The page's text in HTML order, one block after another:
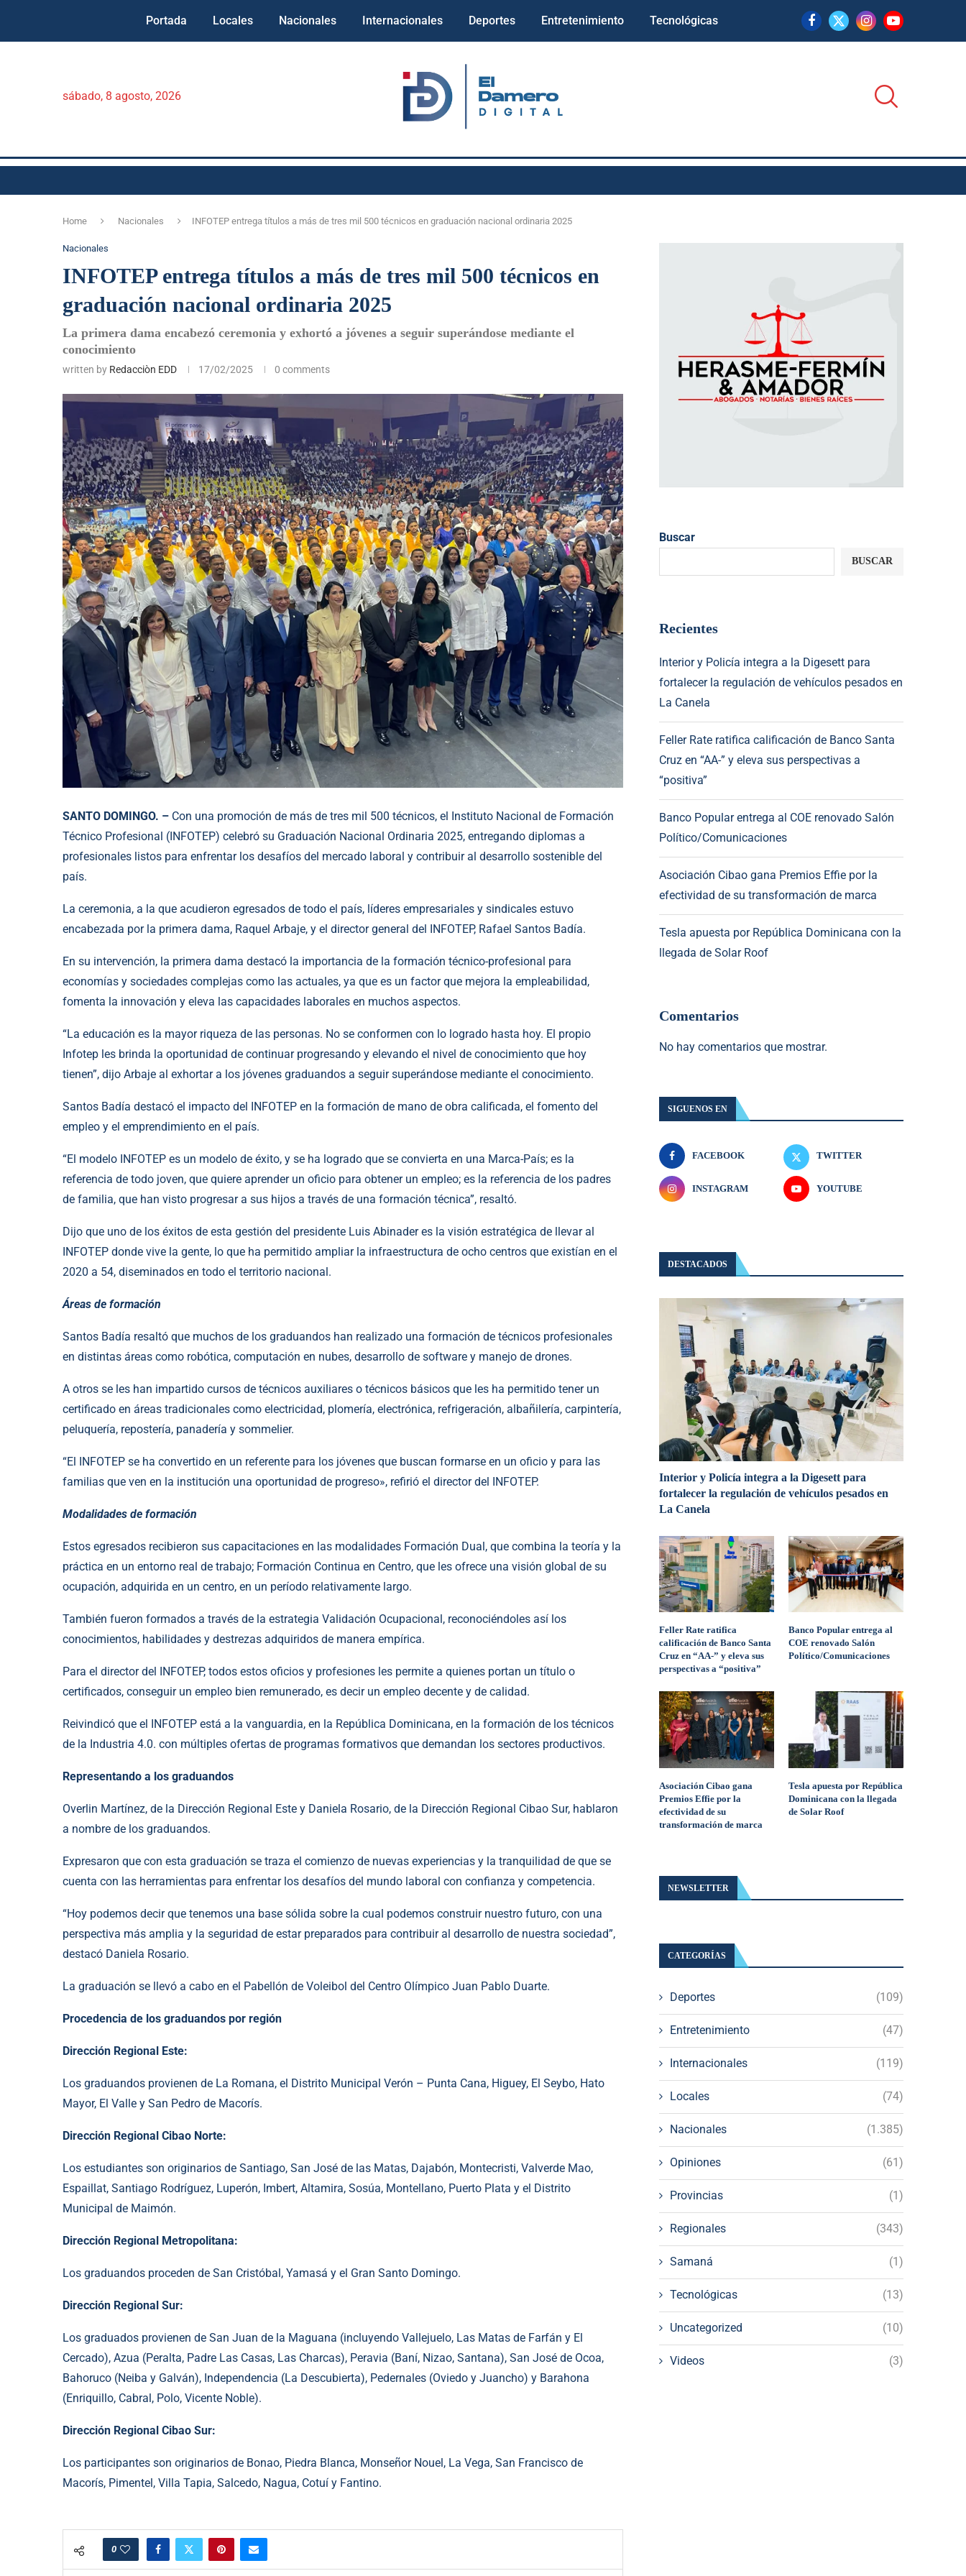
Portada Locales Nacionales Internacionales Deportes Entretenimiento Tecnológicas
sábado, 8 agosto, 2026
Home Nacionales INFOTEP entrega títulos a más de tres mil 500 técnicos en graduación nacional ordinaria 2025
Nacionales
INFOTEP entrega títulos a más de tres mil 500 técnicos en
graduación nacional ordinaria 2025
La primera dama encabezó ceremonia y exhortó a jóvenes a seguir superándose mediante el
conocimiento
written by Redacciòn EDD 17/02/2025 0 comments
SANTO DOMINGO. – Con una promoción de más de tres mil 500 técnicos, el Instituto Nacional de Formación
Técnico Profesional (INFOTEP) celebró su Graduación Nacional Ordinaria 2025, entregando diplomas a
profesionales listos para enfrentar los desafíos del mercado laboral y contribuir al desarrollo sostenible del
país.
La ceremonia, a la que acudieron egresados de todo el país, líderes empresariales y sindicales estuvo
encabezada por la primera dama, Raquel Arbaje, y el director general del INFOTEP, Rafael Santos Badía.
En su intervención, la primera dama destacó la importancia de la formación técnico-profesional para
economías y sociedades complejas como las actuales, ya que es un factor que mejora la empleabilidad,
fomenta la innovación y eleva las capacidades laborales en muchos aspectos.
“La educación es la mayor riqueza de las personas. No se conformen con lo logrado hasta hoy. El propio
Infotep les brinda la oportunidad de continuar progresando y elevando el nivel de conocimiento que hoy
tienen”, dijo Arbaje al exhortar a los jóvenes graduandos a seguir superándose mediante el conocimiento.
Santos Badía destacó el impacto del INFOTEP en la formación de mano de obra calificada, el fomento del
empleo y el emprendimiento en el país.
“El modelo INFOTEP es un modelo de éxito, y se ha logrado que se convierta en una Marca-País; es la
referencia de todo joven, que quiere aprender un oficio para obtener un empleo; es la referencia de los padres
de familia, que han visto progresar a sus hijos a través de una formación técnica”, resaltó.
Dijo que uno de los éxitos de esta gestión del presidente Luis Abinader es la visión estratégica de llevar al
INFOTEP donde vive la gente, lo que ha permitido ampliar la infraestructura de ocho centros que existían en el
2020 a 54, diseminados en todo el territorio nacional.
Áreas de formación
Santos Badía resaltó que muchos de los graduandos han realizado una formación de técnicos profesionales
en distintas áreas como robótica, computación en nubes, desarrollo de software y manejo de drones.
A otros se les han impartido cursos de técnicos auxiliares o técnicos básicos que les ha permitido tener un
certificado en áreas tradicionales como electricidad, plomería, electrónica, refrigeración, albañilería, carpintería,
peluquería, repostería, panadería y sommelier.
“El INFOTEP se ha convertido en un referente para los jóvenes que buscan formarse en un oficio y para las
familias que ven en la institución una oportunidad de progreso», refirió el director del INFOTEP.
Modalidades de formación
Estos egresados recibieron sus capacitaciones en las modalidades Formación Dual, que combina la teoría y la
práctica en un entorno real de trabajo; Formación Continua en Centro, que les ofrece una visión global de su
ocupación, adquirida en un centro, en un período relativamente largo.
También fueron formados a través de la estrategia Validación Ocupacional, reconociéndoles así los
conocimientos, habilidades y destrezas adquiridos de manera empírica.
Para el director del INFOTEP, todos estos oficios y profesiones les permite a quienes portan un título o
certificados, conseguir un empleo bien remunerado, es decir un empleo decente y de calidad.
Reivindicó que el INFOTEP está a la vanguardia, en la República Dominicana, en la formación de los técnicos
de la Industria 4.0. con múltiples ofertas de programas formativos que demandan los sectores productivos.
Representando a los graduandos
Overlin Martínez, de la Dirección Regional Este y Daniela Rosario, de la Dirección Regional Cibao Sur, hablaron
a nombre de los graduandos.
Expresaron que con esta graduación se traza el comienzo de nuevas experiencias y la tranquilidad de que se
cuenta con las herramientas para enfrentar los desafíos del mundo laboral con confianza y competencia.
“Hoy podemos decir que tenemos una base sólida sobre la cual podemos construir nuestro futuro, con una
perspectiva más amplia y la seguridad de estar preparados para contribuir al desarrollo de nuestra sociedad”,
destacó Daniela Rosario.
La graduación se llevó a cabo en el Pabellón de Voleibol del Centro Olímpico Juan Pablo Duarte.
Procedencia de los graduandos por región
Dirección Regional Este:
Los graduandos provienen de La Romana, el Distrito Municipal Verón – Punta Cana, Higuey, El Seybo, Hato
Mayor, El Valle y San Pedro de Macorís.
Dirección Regional Cibao Norte:
Los estudiantes son originarios de Santiago, San José de las Matas, Dajabón, Montecristi, Valverde Mao,
Espaillat, Santiago Rodríguez, Luperón, Imbert, Altamira, Sosúa, Montellano, Puerto Plata y el Distrito
Municipal de Maimón.
Dirección Regional Metropolitana:
Los graduandos proceden de San Cristóbal, Yamasá y el Gran Santo Domingo.
Dirección Regional Sur:
Los graduados provienen de San Juan de la Maguana (incluyendo Vallejuelo, Las Matas de Farfán y El
Cercado), Azua (Peralta, Padre Las Casas, Las Charcas), Peravia (Baní, Nizao, Santana), San José de Ocoa,
Bahoruco (Neiba y Galván), Independencia (La Descubierta), Pedernales (Oviedo y Juancho) y Barahona
(Enriquillo, Cabral, Polo, Vicente Noble).
Dirección Regional Cibao Sur:
Los participantes son originarios de Bonao, Piedra Blanca, Monseñor Nouel, La Vega, San Francisco de
Macorís, Pimentel, Villa Tapia, Salcedo, Nagua, Cotuí y Fantino.
0
Buscar
BUSCAR
Recientes
Interior y Policía integra a la Digesett para
fortalecer la regulación de vehículos pesados en
La Canela
Feller Rate ratifica calificación de Banco Santa
Cruz en “AA-” y eleva sus perspectivas a
“positiva”
Banco Popular entrega al COE renovado Salón
Político/Comunicaciones
Asociación Cibao gana Premios Effie por la
efectividad de su transformación de marca
Tesla apuesta por República Dominicana con la
llegada de Solar Roof
Comentarios
No hay comentarios que mostrar.
SIGUENOS EN
FACEBOOK TWITTER
INSTAGRAM YOUTUBE
DESTACADOS
Interior y Policía integra a la Digesett para
fortalecer la regulación de vehículos pesados en
La Canela
Feller Rate ratifica
calificación de Banco Santa
Cruz en “AA-” y eleva sus
perspectivas a “positiva”
Banco Popular entrega al
COE renovado Salón
Político/Comunicaciones
Asociación Cibao gana
Premios Effie por la
efectividad de su
transformación de marca
Tesla apuesta por República
Dominicana con la llegada
de Solar Roof
NEWSLETTER
CATEGORÍAS
Deportes (109)
Entretenimiento (47)
Internacionales (119)
Locales (74)
Nacionales (1.385)
Opiniones (61)
Provincias (1)
Regionales (343)
Samaná (1)
Tecnológicas (13)
Uncategorized (10)
Videos (3)